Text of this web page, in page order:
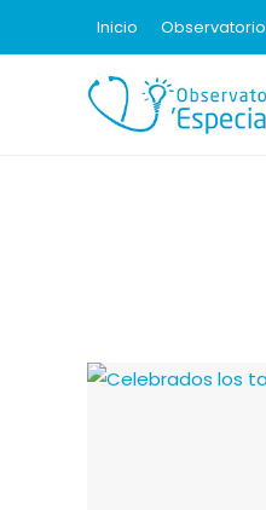
Inicio Observatorio